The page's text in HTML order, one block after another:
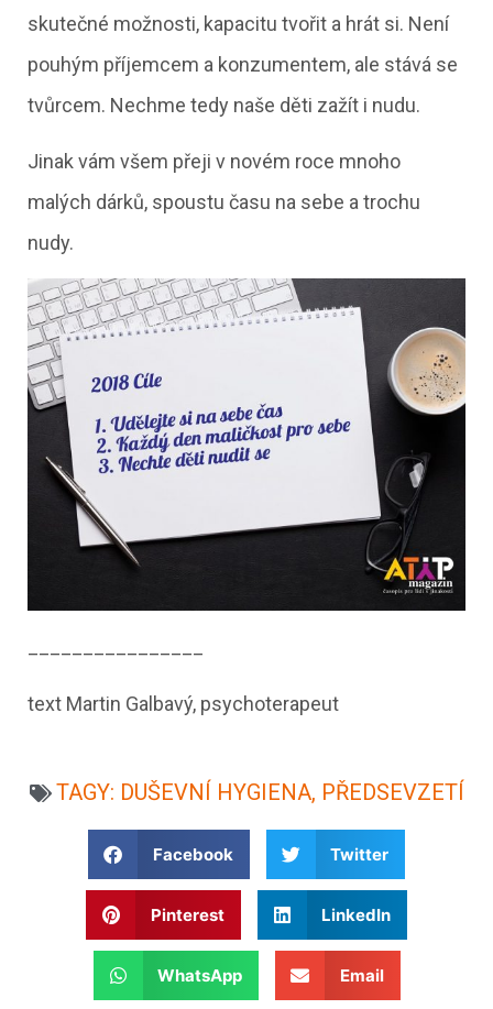
skutečné možnosti, kapacitu tvořit a hrát si. Není
pouhým příjemcem a konzumentem, ale stává se
tvůrcem. Nechme tedy naše děti zažít i nudu.
Jinak vám všem přeji v novém roce mnoho
malých dárků, spoustu času na sebe a trochu
nudy.
text Martin Galbavý, psychoterapeut
TAGY: DUŠEVNÍ HYGIENA, PŘEDSEVZETÍ
Facebook Twitter
Pinterest LinkedIn
WhatsApp Email